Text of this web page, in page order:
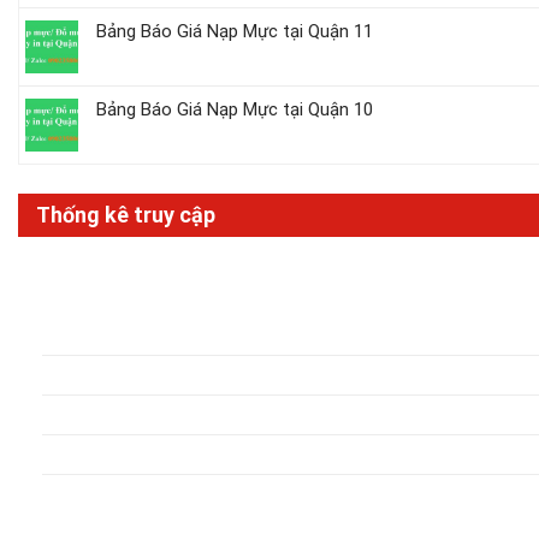
Bảng Báo Giá Nạp Mực tại Quận 11
Bảng Báo Giá Nạp Mực tại Quận 10
Thống kê truy cập